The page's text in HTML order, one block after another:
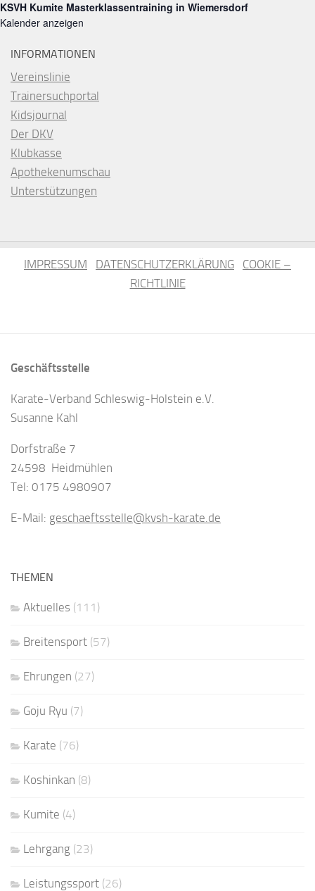
KSVH Kumite Masterklassentraining in Wiemersdorf
Kalender anzeigen
INFORMATIONEN
Vereinslinie
Trainersuchportal
Kidsjournal
Der DKV
Klubkasse
Apothekenumschau
Unterstützungen
IMPRESSUM DATENSCHUTZERKLÄRUNG
COOKIE –
RICHTLINIE
Geschäftsstelle
Karate-Verband Schleswig-Holstein e.V.
Susanne Kahl
Dorfstraße 7
24598 Heidmühlen
Tel: 0175 4980907
E-Mail: geschaeftsstelle@kvsh-karate.de
THEMEN
Aktuelles (111)
Breitensport (57)
Ehrungen (27)
Goju Ryu (7)
Karate (76)
Koshinkan (8)
Kumite (4)
Lehrgang (23)
Leistungssport (26)